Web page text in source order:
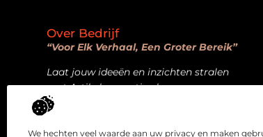
We hechten veel waarde aan uw privacy en maken
Over Bedrijf
“Voor Elk Verhaal, Een Groter Bereik”
Laat jouw ideeën en inzichten stralen
met Artikelpromotie.nl.